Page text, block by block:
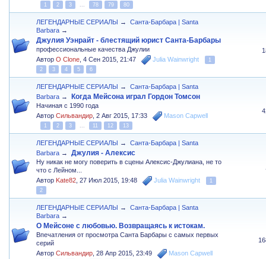
1 2 3 78 79 80
ЛЕГЕНДАРНЫЕ СЕРИАЛЫ →
Санта-Барбара | Santa
Barbara →
Джулия Уэнрайт - блестящий юрист Санта-Барбары
профессиональные качества Джулии
АвторO Clone ,4 Сен 2015, 21:47 Julia Wainwright
1
2
3 4 5 6
ЛЕГЕНДАРНЫЕ СЕРИАЛЫ →
Санта-Барбара | Santa
Barbara → Когда Мейсона играл Гордон Томсон
Начиная с 1990 года
АвторСильвандир ,2 Авг 2015, 17:33 Mason Capwell
1 2 3 11 12 13
ЛЕГЕНДАРНЫЕ СЕРИАЛЫ →
Санта-Барбара | Santa
Barbara → Джулия - Алексис
Ну никак не могу поверить в сцены Алексис-Джулиана, не то
что с Лейном...
Автор Kate82 ,27 Июл 2015, 19:48 Julia Wainwright
1
2
ЛЕГЕНДАРНЫЕ СЕРИАЛЫ →
Санта-Барбара | Santa
Barbara →
О Мейсоне с любовью. Возвращаясь к истокам.
Впечатления от просмотра Санта Барбары с самых первых
серий
АвторСильвандир ,28 Апр 2015, 23:49 Mason Capwell